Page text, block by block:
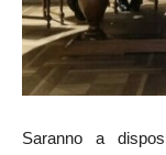
Saranno a